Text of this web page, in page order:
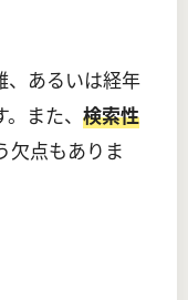
、あるいは経年
また、 検索性
欠点もありま